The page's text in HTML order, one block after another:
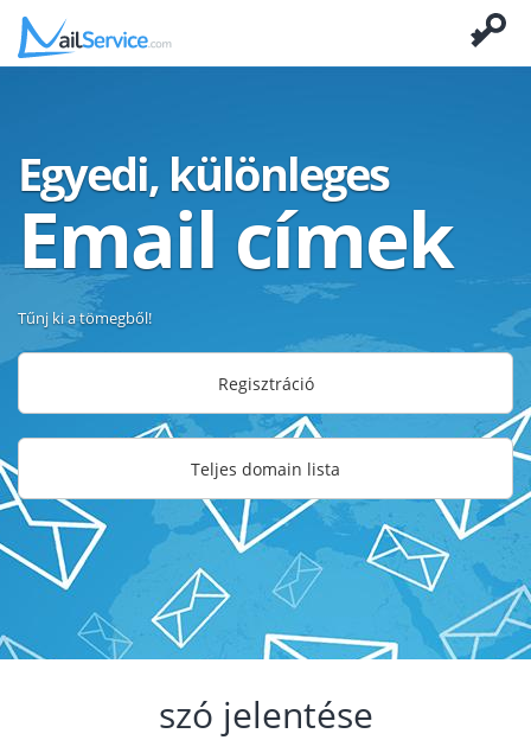
Egyedi, különleges
Email címek
Tűnj ki a tömegből!
Regisztráció
Teljes domain lista
szó jelentése